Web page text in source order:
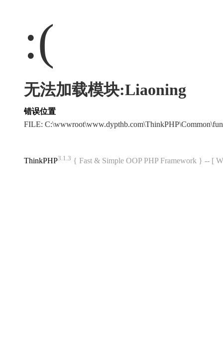
:(
无法加载模块:Liaoning
错误位置
FILE:
ThinkPHP3.1.3 { Fast & Simple OOP PHP Framework } -- [